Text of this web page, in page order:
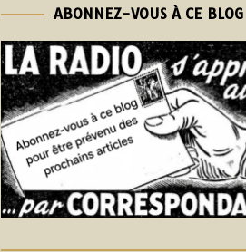
ABONNEZ-VOUS À CE BLOG